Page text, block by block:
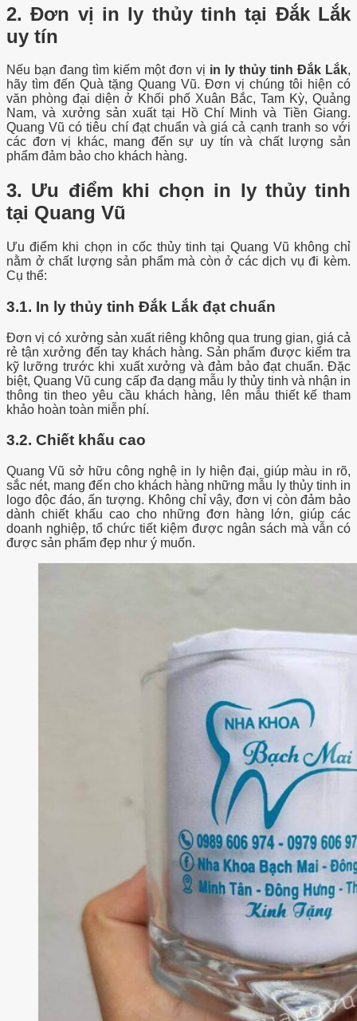
2. Đơn vị in ly thủy tinh tại Đắk Lắk
uy tín
Nếu bạn đang tìm kiếm một đơn vị in ly thủy tinh Đắk Lắk,
hãy tìm đến Quà tặng Quang Vũ. Đơn vị chúng tôi hiện có
văn phòng đại diện ở Khối phố Xuân Bắc, Tam Kỳ, Quảng
Nam, và xưởng sản xuất tại Hồ Chí Minh và Tiền Giang.
Quang Vũ có tiêu chí đạt chuẩn và giá cả cạnh tranh so với
các đơn vị khác, mang đến sự uy tín và chất lượng sản
phẩm đảm bảo cho khách hàng.
3. Ưu điểm khi chọn in ly thủy tinh
tại Quang Vũ
Ưu điểm khi chọn in cốc thủy tinh tại Quang Vũ không chỉ
nằm ở chất lượng sản phẩm mà còn ở các dịch vụ đi kèm.
Cụ thể:
3.1. In ly thủy tinh Đắk Lắk đạt chuẩn
Đơn vị có xưởng sản xuất riêng không qua trung gian, giá cả
rẻ tận xưởng đến tay khách hàng. Sản phẩm được kiểm tra
kỹ lưỡng trước khi xuất xưởng và đảm bảo đạt chuẩn. Đặc
biệt, Quang Vũ cung cấp đa dạng mẫu ly thủy tinh và nhận in
thông tin theo yêu cầu khách hàng, lên mẫu thiết kế tham
khảo hoàn toàn miễn phí.
3.2. Chiết khấu cao
Quang Vũ sở hữu công nghệ in ly hiện đại, giúp màu in rõ,
sắc nét, mang đến cho khách hàng những mẫu ly thủy tinh in
logo độc đáo, ấn tượng. Không chỉ vậy, đơn vị còn đảm bảo
dành chiết khấu cao cho những đơn hàng lớn, giúp các
doanh nghiệp, tổ chức tiết kiệm được ngân sách mà vẫn có
được sản phẩm đẹp như ý muốn.